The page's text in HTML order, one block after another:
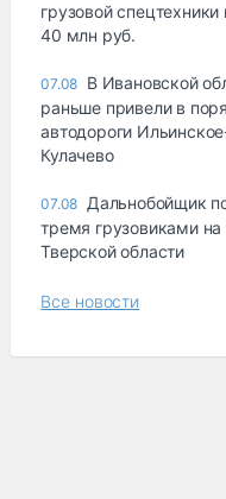
грузовой
40 млн руб.
07.08 В Ивановской
раньше привели в
автодороги
Кулачево
07.08 Дальнобойщик
тремя грузовиками
Тверской области
Все новости